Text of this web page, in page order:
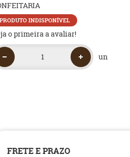
PRODUTO INDISPONÍVEL
o primeira a avaliar!
un
FRETE E PRAZO